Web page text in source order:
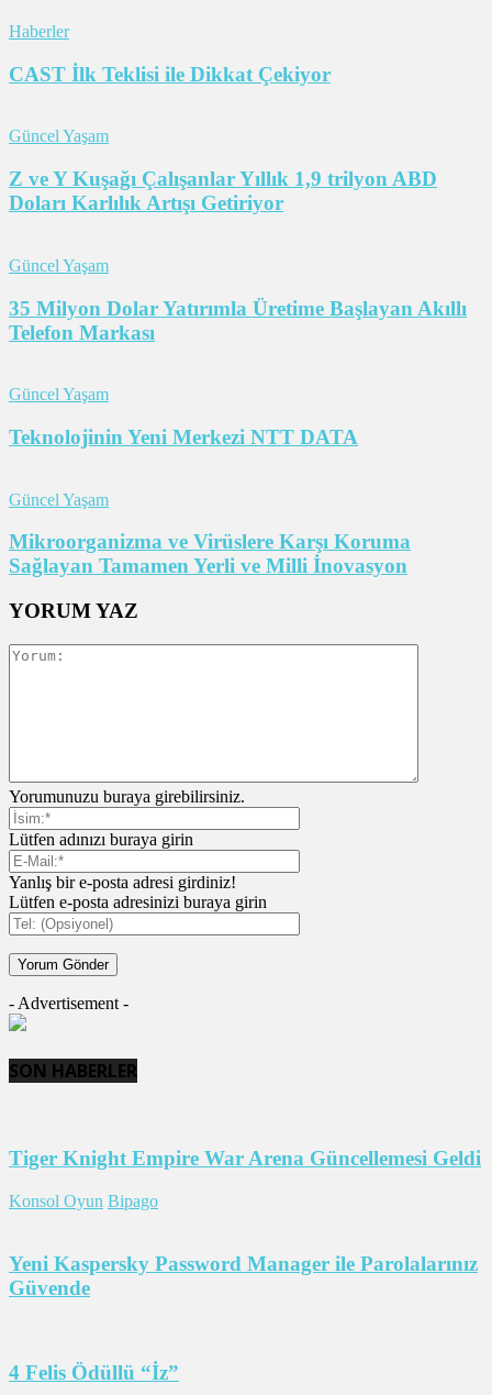
Haberler
CAST İlk Teklisi ile Dikkat Çekiyor
Güncel Yaşam
Z ve Y Kuşağı Çalışanlar Yıllık 1,9 trilyon ABD
Doları Karlılık Artışı Getiriyor
Güncel Yaşam
35 Milyon Dolar Yatırımla Üretime Başlayan Akıllı
Telefon Markası
Güncel Yaşam
Teknolojinin Yeni Merkezi NTT DATA
Güncel Yaşam
Mikroorganizma ve Virüslere Karşı Koruma
Sağlayan Tamamen Yerli ve Milli İnovasyon
YORUM YAZ
Yorumunuzu buraya girebilirsiniz.
Lütfen adınızı buraya girin
Yanlış bir e-posta adresi girdiniz!
Lütfen e-posta adresinizi buraya girin
- Advertisement -
SON HABERLER
Tiger Knight Empire War Arena Güncellemesi Geldi
Konsol Oyun Bipago
Yeni Kaspersky Password Manager ile Parolalarınız
Güvende
4 Felis Ödüllü “İz”